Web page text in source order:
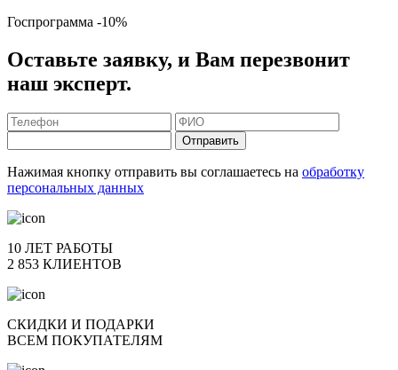
Госпрограмма -10%
Оставьте заявку, и Вам перезвонит
наш эксперт.
Отправить
Нажимая кнопку отправить вы соглашаетесь на обработку
персональных данных
10 ЛЕТ РАБОТЫ
2 853 КЛИЕНТОВ
СКИДКИ И ПОДАРКИ
ВСЕМ ПОКУПАТЕЛЯМ